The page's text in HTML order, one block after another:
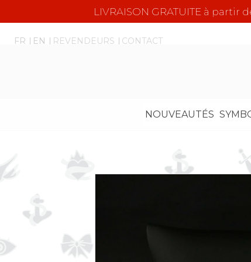
LIVRAISON GRATUITE à partir
FR EN REVENDEURS CONTACT
NOUVEAUTÉS